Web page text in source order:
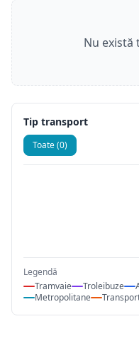
Nu există
Tip transport
Toate (0)
Legendă
Tramvaie
Troleibuze
Metropolitane